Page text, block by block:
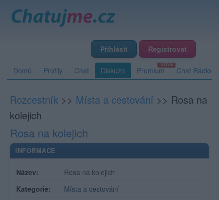
Přihlásit Registrovat
Domů Profily Chat Diskuze Premium Chat Rádio
Rozcestník >> Místa a cestování >> Rosa na
kolejich
Rosa na kolejich
INFORMACE
Název:
Rosa na kolejich
Kategorie:
Místa a cestování